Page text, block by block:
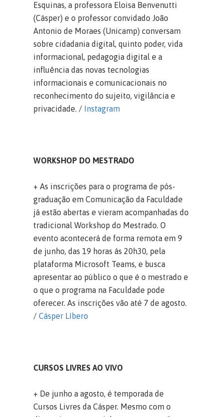
Esquinas, a professora Eloisa Benvenutti
(Cásper) e o professor convidado João
Antonio de Moraes (Unicamp) conversam
sobre cidadania digital, quinto poder, vida
informacional, pedagogia digital e a
influência das novas tecnologias
informacionais e comunicacionais no
reconhecimento do sujeito, vigilância e
privacidade. / Instagram
WORKSHOP DO MESTRADO
+ As inscrições para o programa de pós-
graduação em Comunicação da Faculdade
já estão abertas e vieram acompanhadas do
tradicional Workshop do Mestrado. O
evento acontecerá de forma remota em 9
de junho, das 19 horas às 20h30, pela
plataforma Microsoft Teams, e busca
apresentar ao público o que é o mestrado e
o que o programa na Faculdade pode
oferecer. As inscrições vão até 7 de agosto.
/Cásper Líbero
CURSOS LIVRES AO VIVO
+ De junho a agosto, é temporada de
Cursos Livres da Cásper. Mesmo com o